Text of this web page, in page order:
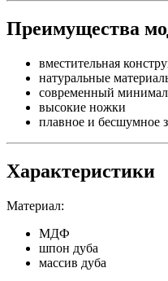
Преимущества
вместительная
натуральные
современный
высокие ножки
плавное и бесшумное
Характеристики
Материал:
МДФ
шпон дуба
массив дуба